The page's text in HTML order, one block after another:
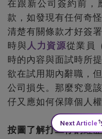
在跟新公司簽約前，
款，如發現有任何奇
清楚有關條款才好簽
時與 人力資源從業員
時的內容與面試時所
欲在試用期內辭職，
公司損失。那麼究竟
仔又應如何保障個人
按圖了解打工仔的經
Next Article